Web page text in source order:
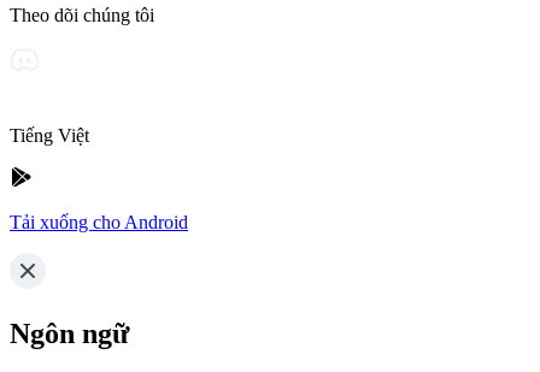
Theo dõi chúng tôi
Tiếng Việt
Tải xuống cho Android
Ngôn ngữ